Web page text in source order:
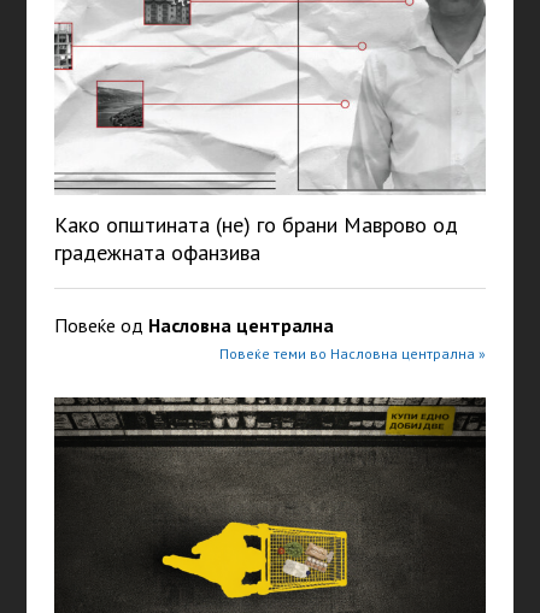
Како општината (не) го брани Маврово од
градежната офанзива
Повеќе од Насловна централна
Повеќе теми во Насловна централна »